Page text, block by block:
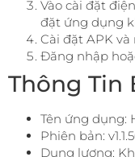
Vào cài đặt
đặt ứng dụng
Cài đặt APK
Đăng nhập
Thông Tin
Tên ứng dụng:
Phiên bản:
Dung lượng: